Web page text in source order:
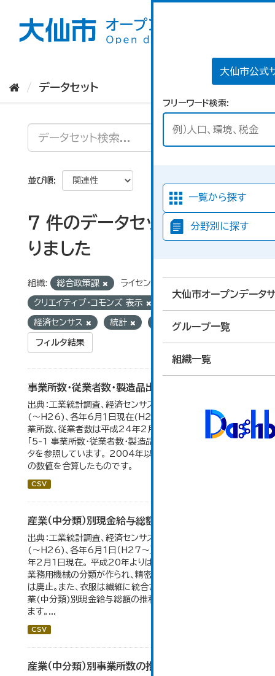
大仙市公式
フリーワード検索
一覧から探す
分野別に探す
大仙市オープンデータ
グループ一覧
組織一覧
データセット
並び順
7 件のデータセットが見つか
りました
組織: 総合政策課 ライセンス:
クリエイティブ・コモンズ 表示
経済センサス 統計 工業統計
フィルタ結果
事業所数・従業者数・製造品出荷額等の推移
出典：工業統計調査、経済センサス。各年12月31日現在
(～H26)、各年6月１日現在(H27～)。 平成23年のみ事
業所数、従業者数は平成24年2月1日現在。 大仙市の統計
「5-1 事業所数・従業者数・製造品出荷額等の推移」のデー
タを参照しています。 2004年以前の数値は合併前市町村
の数値を合算したものです。
CSV
産業（中分類）別現金給与総額の推移
出典：工業統計調査、経済センサス。 各年12月31日現在
(～H26)、各年6月1日（H27～）・平成23年のみ平成24
年2月1日現在。 平成20年よりはん用機械、生産用機械、
業務用機械の分類が作られ、精密機械、一般用機械の分類
は廃止。また、衣服は繊維に統合された。 大仙市の統計「産
業(中分類)別現金給与総額の推移」のデータを参照してい
ます。...
CSV
産業（中分類）別事業所数の推移